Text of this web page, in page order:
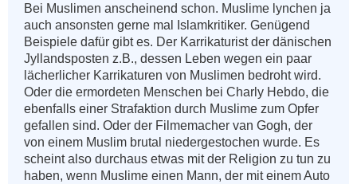
Bei Muslimen anscheinend schon. Muslime lynchen ja
auch ansonsten gerne mal Islamkritiker. Genügend
Beispiele dafür gibt es. Der Karrikaturist der dänischen
Jyllandsposten z.B., dessen Leben wegen ein paar
lächerlicher Karrikaturen von Muslimen bedroht wird.
Oder die ermordeten Menschen bei Charly Hebdo, die
ebenfalls einer Strafaktion durch Muslime zum Opfer
gefallen sind. Oder der Filmemacher van Gogh, der
von einem Muslim brutal niedergestochen wurde. Es
scheint also durchaus etwas mit der Religion zu tun zu
haben, wenn Muslime einen Mann, der mit einem Auto